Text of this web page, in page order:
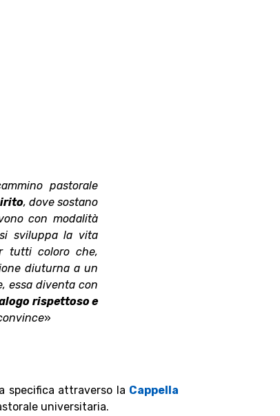
pastorale
, dove sostano
con modalità
sviluppa la vita
tutti coloro che,
diuturna a un
essa diventa con
rispettoso e
»
specifica attraverso la Cappella
universitaria.